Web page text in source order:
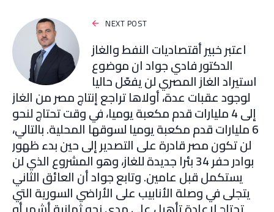
NEXT POST
اعتبر خبير أقتصاديات النفط والغاز
الدكتور فادي جواد ان موضوع
استيراد الغاز المصري لن يفعّل حاليا
لوجود عقبات عدة، أولاها تراجع إنتاج مصر من الغاز
إلى 4 مليارات قدم مكعبة يوميا، في وقت تحتاج لنحو
6 مليارات قدم مكعبة يوميا لسوقها المحلية. بالتالي،
لن تكون مصر قادرة على التصدير إلى حين بدء ظهور
بوادر حفر 34 بئرا جديدة للغاز، وهو المشروع الذي لن
يستكمل قبل عامين. وتابع جواد أن العائق الثاني
يتجلى في وصلة الأنابيب على الأراضي السورية التي